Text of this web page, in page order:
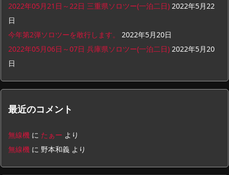
2022年05月21日～22日 三重県ソロツー(一泊二日) 2022年5月22
日
今年第2弾ソロツーを敢行します。
2022年5月20日
2022年05月06日～07日 兵庫県ソロツー(一泊二日) 2022年5月20
日
最近のコメント
無線機 に たぁー より
無線機 に 野本和義 より